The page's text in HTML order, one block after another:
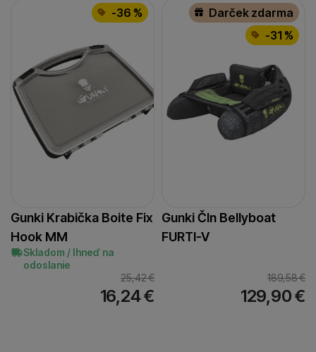
-36 %
Gunki Krabička Boite Fix
Hook MM
Skladom / Ihneď na
odoslanie
25,42€
16,24€
Darček zdarma
-31 %
Gunki Čln Bellyboat
FURTI-V
189,58€
129,90€